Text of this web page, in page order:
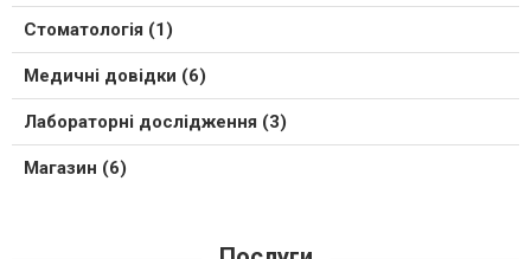
Стоматологія (1)
Медичні довідки (6)
Лабораторні дослідження (3)
Магазин (6)